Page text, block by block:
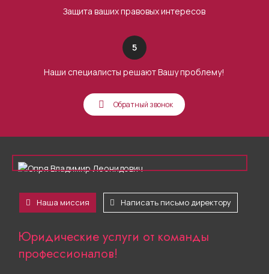
Защита ваших правовых интересов
5
Наши специалисты решают Вашу проблему!
Обратный звонок
Наша миссия Написать письмо директору
Юридические услуги от команды
профессионалов!